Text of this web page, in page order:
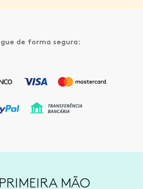
de forma segura:
MÃO